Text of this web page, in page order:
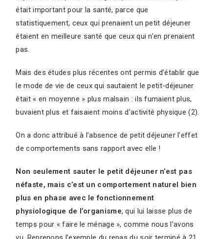
était important pour la santé, parce que
statistiquement, ceux qui prenaient un petit déjeuner
étaient en meilleure santé que ceux qui n’en prenaient
pas.
Mais des études plus récentes ont permis d’établir que
le mode de vie de ceux qui sautaient le petit-déjeuner
était « en moyenne » plus malsain : ils fumaient plus,
buvaient plus et faisaient moins d’activité physique (2).
On a donc attribué à l’absence de petit déjeuner l’effet
de comportements sans rapport avec elle !
Non seulement sauter le petit déjeuner n’est pas
néfaste, mais c’est un comportement naturel bien
plus en phase avec le fonctionnement
physiologique de l’organisme, qui lui laisse plus de
temps pour « faire le ménage », comme nous l’avons